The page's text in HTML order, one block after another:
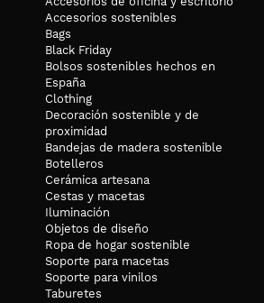
Accesorios sostenibles
Bags
Black Friday
Bolsos sostenibles hechos en
España
Clothing
Decoración sostenible y de
proximidad
Bandejas de madera sostenible
Botelleros
Cerámica artesana
Cestas y macetas
Iluminación
Objetos de diseño
Ropa de hogar sostenible
Soporte para macetas
Soporte para vinilos
Taburetes